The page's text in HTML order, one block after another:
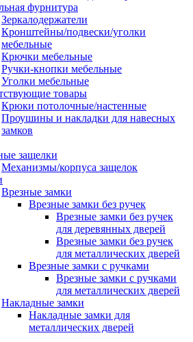
фурнитура
Зеркалодержатели
Кронштейны/подвески/уголки
мебельные
Крючки мебельные
Ручки-кнопки мебельные
Уголки мебельные
товары
Крюки потолочные/настенные
Проушины и накладки для навесных
замков
защелки
Механизмы/корпуса защелок
Врезные замки
Врезные замки без ручек
Врезные замки без ручек
для деревянных дверей
Врезные замки без ручек
для металлических дверей
Врезные замки с ручками
Врезные замки с ручками
для металлических дверей
Накладные замки
Накладные замки для
металлических дверей